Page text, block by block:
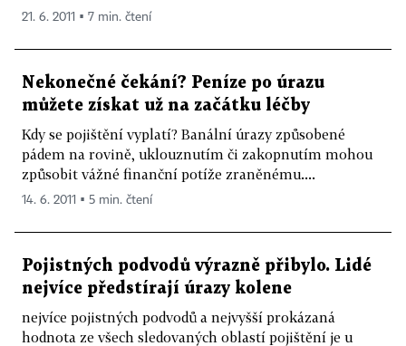
21. 6. 2011 ▪ 7 min. čtení
Nekonečné čekání? Peníze po úrazu
můžete získat už na začátku léčby
Kdy se pojištění vyplatí? Banální úrazy způsobené
pádem na rovině, uklouznutím či zakopnutím mohou
způsobit vážné finanční potíže zraněnému....
14. 6. 2011 ▪ 5 min. čtení
Pojistných podvodů výrazně přibylo. Lidé
nejvíce předstírají úrazy kolene
nejvíce pojistných podvodů a nejvyšší prokázaná
hodnota ze všech sledovaných oblastí pojištění je u